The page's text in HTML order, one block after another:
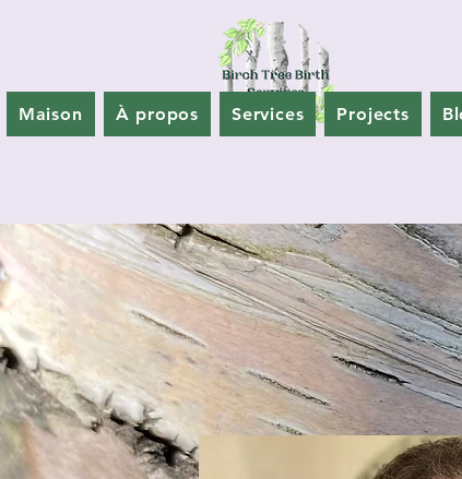
Maison À propos Services Projects